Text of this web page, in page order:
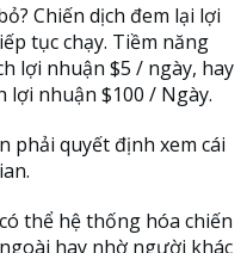
Chiến dịch đem lại lợi
tục chạy. Tiềm năng
lợi nhuận $5 / ngày, hay
lợi nhuận $100 / Ngày.
phải quyết định xem cái
thể hệ thống hóa chiến
hay nhờ người khác